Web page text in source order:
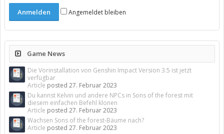
Angemeldet bleiben
Game News
Die Vorinstallation von Genshin Impact Version 3.5 ist jetzt
verfügbar
Article posted 27. Februar 2023
Du kannst Kelvin und andere NPCs in Sons of the forest mit
diesem einfachen Befehl klonen
Article posted 27. Februar 2023
Wachsen Sons of the forest-Bäume nach?
Article posted 27. Februar 2023